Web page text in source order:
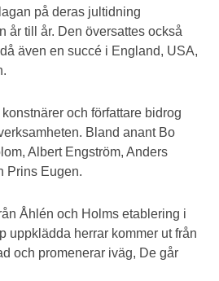
på deras jultidning
år till år. Den översattes också
även en succé i England, USA,
och författare bidrog
Bland anant Bo
Albert Engström, Anders
Prins Eugen.
Åhlén och Holms etablering i
uppklädda herrar kommer ut från
och promenerar iväg, De går